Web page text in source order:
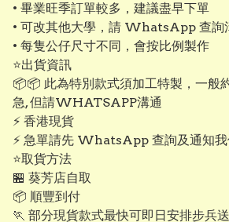
• 畢業旺季訂單較多，建議盡早下單
• 可改其他大學，請 WhatsApp 查詢
• 每隻公仔尺寸不同，會按比例製作
⭐出貨資訊
📦📦 此為特別款式須加工特製，一般
急, 但請WHATSAPP溝通
⚡ 香港現貨
⚡ 急單請先 WhatsApp 查詢及通知我
⭐取貨方法
🏪 葵芳店自取
📦 順豐到付
🏃 部分現貨款式最快可即日安排步兵